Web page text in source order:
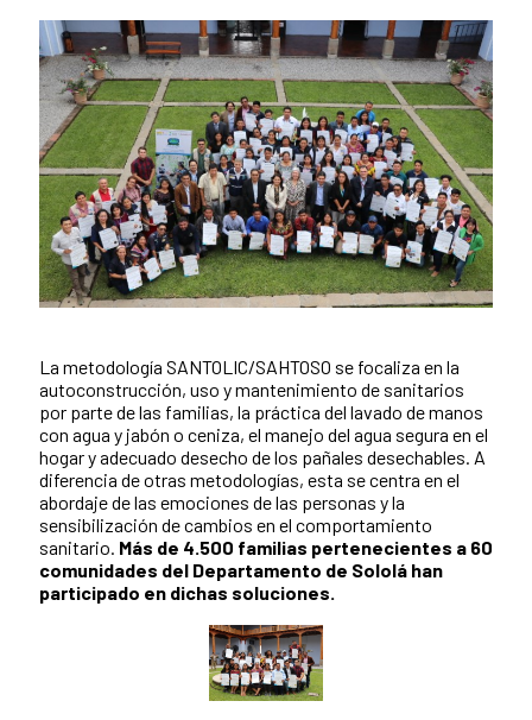
News content
La metodología SANTOLIC/SAHTOSO se focaliza en la
autoconstrucción, uso y mantenimiento de sanitarios
por parte de las familias, la práctica del lavado de manos
con agua y jabón o ceniza, el manejo del agua segura en el
hogar y adecuado desecho de los pañales desechables. A
diferencia de otras metodologías, esta se centra en el
abordaje de las emociones de las personas y la
sensibilización de cambios en el comportamiento
sanitario. Más de 4.500 familias pertenecientes a 60
comunidades del Departamento de Sololá han
participado en dichas soluciones.